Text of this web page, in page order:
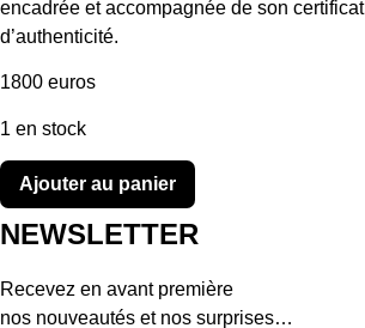
encadrée et accompagnée de son certificat
d’authenticité.
1800 euros
1 en stock
quantité
de
BAIN
DE
SOLEIL
Ajouter au panier
NEWSLETTER
Recevez en avant première
nos nouveautés et nos surprises…